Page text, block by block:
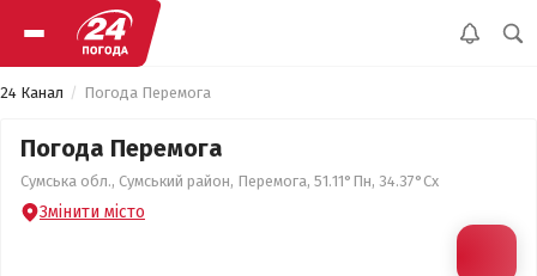
24 Канал Погода Перемога
Погода Перемога
Сумська обл., Сумський район, Перемога, 51.11°Пн, 34.37°Сх
Змінити місто